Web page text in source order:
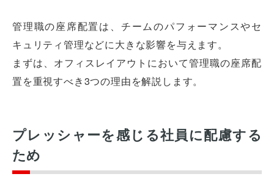
管理職の座席配置は、チームのパフォーマンスやセ
キュリティ管理などに大きな影響を与えます。
まずは、オフィスレイアウトにおいて管理職の座席配
置を重視すべき3つの理由を解説します。
プレッシャーを感じる社員に配慮する
ため